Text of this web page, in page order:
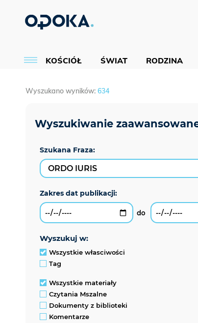
KOŚCIÓŁ ŚWIAT RODZINA
Wyszukano wyników: 634
Szukana Fraza:
wyszukuj w:
Wszystkie własciwości
Tag
Wszystkie materiały
Czytania Mszalne
Dokumenty z biblioteki
Komentarze